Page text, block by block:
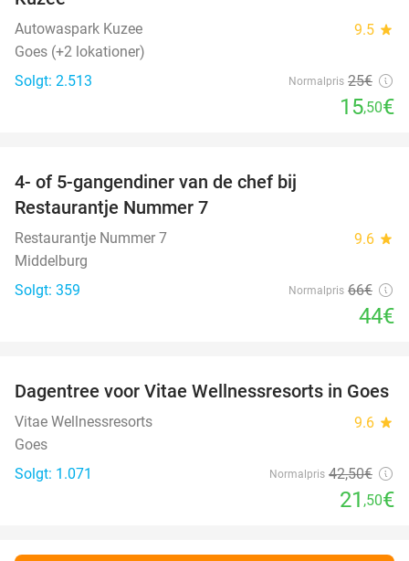
Autowaspark Kuzee 9.5 star
Goes (+2 lokationer)
Solgt: 2.513
Normalpris 25€
15,50€
4- of 5-gangendiner van de chef bij
Restaurantje Nummer 7
Restaurantje Nummer 7 9.6 star
Middelburg
Solgt: 359
Normalpris 66€
44€
49%
Dagentree voor Vitae Wellnessresorts in Goes
Vitae Wellnessresorts 9.6 star
Goes
Solgt: 1.071
Normalpris 42,50€
21 ,50€